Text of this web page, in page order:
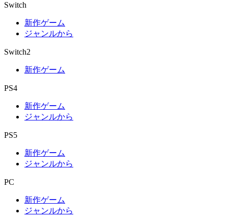
Switch
新作ゲーム
ジャンルから
Switch2
新作ゲーム
PS4
新作ゲーム
ジャンルから
PS5
新作ゲーム
ジャンルから
PC
新作ゲーム
ジャンルから